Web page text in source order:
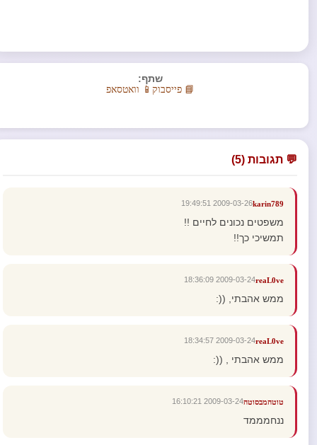
שתף:
📘 פייסבוק 📱 וואטסאפ
💬 תגובות (5)
karin789
2009-03-26 19:49:51
משפטים נכונים לחיים !!
תמשיכי כך!!
reaL0ve
2009-03-24 18:36:09
ממש אהבתי, ((:
reaL0ve
2009-03-24 18:34:57
ממש אהבתי , ((:
טוטהמבסוטה2009-03-24 16:10:21
ננחמממד